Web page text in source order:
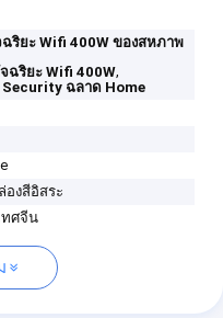
ริยะ Wifi 400W ของสหภาพ
ฉริยะ Wifi 400W,
Security ฉลาด Home
งสีอิสระ
ทศจีน